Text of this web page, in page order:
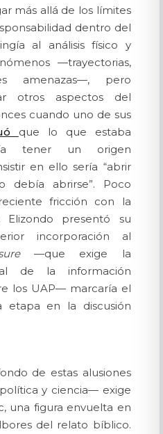
más allá de los límites
dentro del
al análisis físico y
—trayectorias,
amenazas—, pero
otros aspectos del
cuando uno de sus
que lo que estaba
tener un origen
en ello sería “abrir
debía abrirse”. Poco
fricción con la
Elizondo presentó su
incorporación al
—que exige la
de la información
los UAP— marcaría el
etapa en la discusión
de estas alusiones
y ciencia— exige
una figura envuelta en
del relato bíblico.